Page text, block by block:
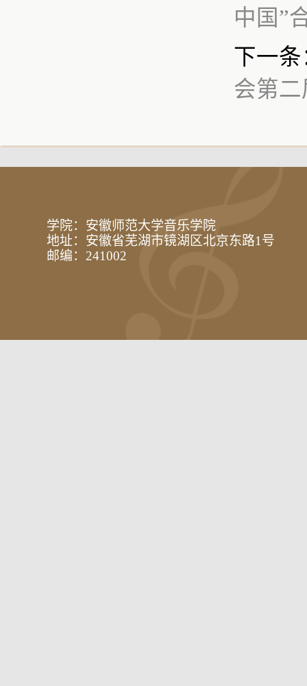
中国”
下一条
会第
学院：安徽师范大学音乐学院
地址：安徽省芜湖市镜湖区北京东路1号
邮编：241002